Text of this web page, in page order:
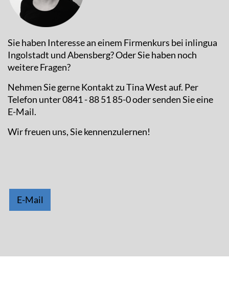
Sie haben Interesse an einem Firmenkurs bei inlingua
Ingolstadt und Abensberg? Oder Sie haben noch
weitere Fragen?
Nehmen Sie gerne Kontakt zu Tina West auf. Per
Telefon unter 0841 - 88 51 85-0 oder senden Sie eine
E-Mail.
Wir freuen uns, Sie kennenzulernen!
E-Mail